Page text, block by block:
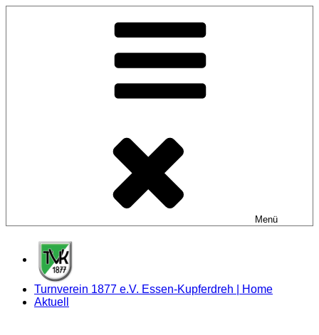
Menü
Turnverein 1877 e.V. Essen-Kupferdreh | Home
Aktuell